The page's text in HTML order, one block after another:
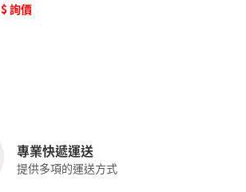
$ 詢價
專業快遞運送
提供多項的運送方式